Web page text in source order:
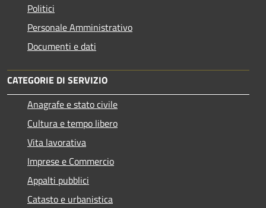
Politici
Personale Amministrativo
Documenti e dati
CATEGORIE DI SERVIZIO
Anagrafe e stato civile
Cultura e tempo libero
Vita lavorativa
Imprese e Commercio
Appalti pubblici
Catasto e urbanistica